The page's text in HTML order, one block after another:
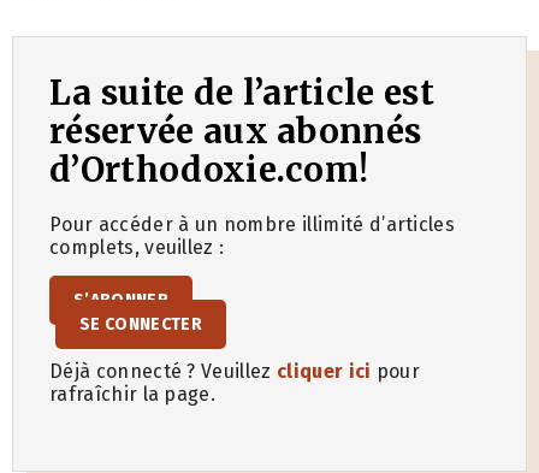
La suite de l’article est
réservée aux abonnés
d’Orthodoxie.com!
Pour accéder à un nombre illimité d’articles
complets, veuillez :
S’ABONNER
SE CONNECTER
Déjà connecté ? Veuillez cliquer ici pour
rafraîchir la page.